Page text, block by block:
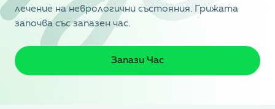
лечение на неврологични състояния. Грижата
започва със запазен час.
Запази Час